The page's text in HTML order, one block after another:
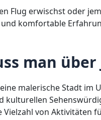
Flug erwischst oder
komfortable
man
malerische Stadt im
kulturellen
Vielzahl von Aktivitäten